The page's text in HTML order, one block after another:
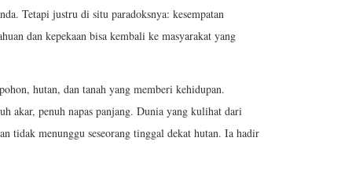
Tetapi justru di situ paradoksnya: kesempatan
dan kepekaan bisa kembali ke masyarakat yang
hutan, dan tanah yang memberi kehidupan.
akar, penuh napas panjang. Dunia yang kulihat dari
tidak menunggu seseorang tinggal dekat hutan. Ia hadir